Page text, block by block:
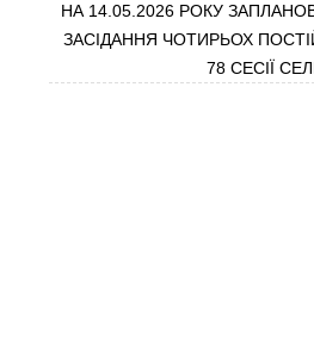
НА 14.05.2026 РОКУ
ЗАСІДАННЯ ЧОТИРЬОХ
78 СЕСІЇ